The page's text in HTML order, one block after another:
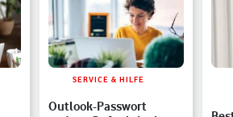
SERVICE & HILFE
Outlook-Passwort